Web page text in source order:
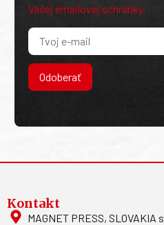
Vašej emailovej schránky.
Odoberať
Kontakt
MAGNET PRESS, SLOVAKIA